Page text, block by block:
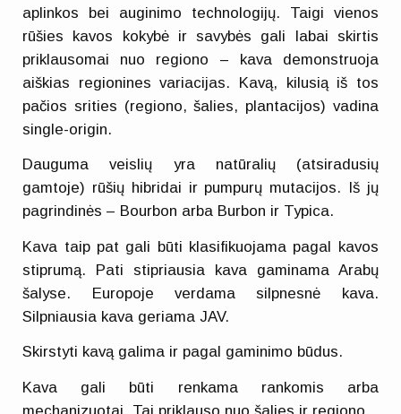
aplinkos bei auginimo technologijų. Taigi vienos
rūšies kavos kokybė ir savybės gali labai skirtis
priklausomai nuo regiono – kava demonstruoja
aiškias regionines variacijas. Kavą, kilusią iš tos
pačios srities (regiono, šalies, plantacijos) vadina
single-origin.
Dauguma veislių yra natūralių (atsiradusių
gamtoje) rūšių hibridai ir pumpurų mutacijos. Iš jų
pagrindinės – Bourbon arba Burbon ir Typica.
Kava taip pat gali būti klasifikuojama pagal kavos
stiprumą. Pati stipriausia kava gaminama Arabų
šalyse. Europoje verdama silpnesnė kava.
Silpniausia kava geriama JAV.
Skirstyti kavą galima ir pagal gaminimo būdus.
Kava gali būti renkama rankomis arba
mechanizuotai. Tai priklauso nuo šalies ir regiono.